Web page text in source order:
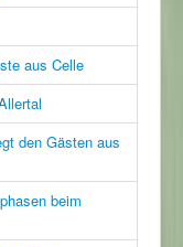
aus Celle
den Gästen aus
beim